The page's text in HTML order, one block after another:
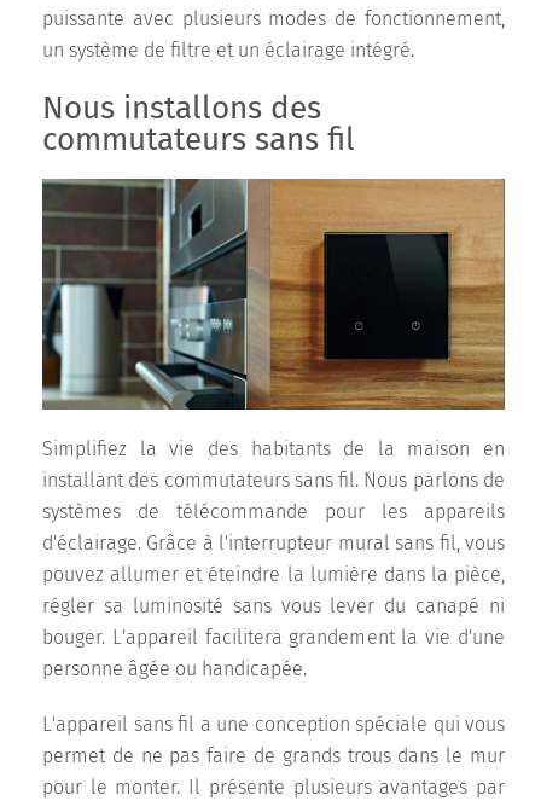
puissante avec plusieurs modes de fonctionnement,
un système de filtre et un éclairage intégré.
Nous installons des
commutateurs sans fil
Simplifiez la vie des habitants de la maison en
installant des commutateurs sans fil. Nous parlons de
systèmes de télécommande pour les appareils
d'éclairage. Grâce à l'interrupteur mural sans fil, vous
pouvez allumer et éteindre la lumière dans la pièce,
régler sa luminosité sans vous lever du canapé ni
bouger. L'appareil facilitera grandement la vie d'une
personne âgée ou handicapée.
L'appareil sans fil a une conception spéciale qui vous
permet de ne pas faire de grands trous dans le mur
pour le monter. Il présente plusieurs avantages par